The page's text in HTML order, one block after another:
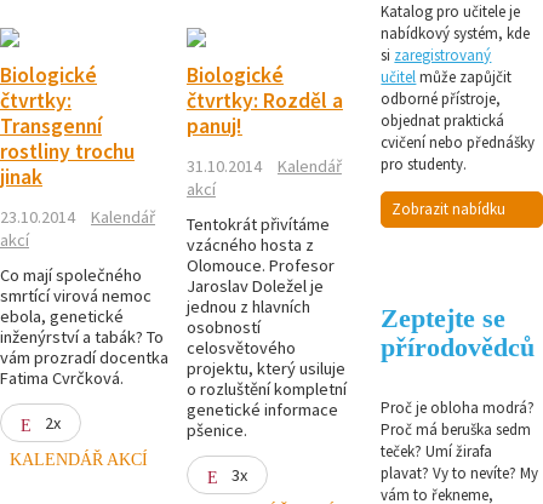
Biologické
čtvrtky:
Transgenní
rostliny trochu
jinak
23.10.2014
Kalendář
akcí
Co mají společného
smrtící virová nemoc
ebola, genetické
inženýrství a tabák? To
vám prozradí docentka
Fatima Cvrčková.
2x
KALENDÁŘ AKCÍ
Biologické
čtvrtky: Rozděl a
panuj!
31.10.2014
Kalendář
akcí
Tentokrát přivítáme
vzácného hosta z
Olomouce. Profesor
Jaroslav Doležel je
jednou z hlavních
osobností
celosvětového
projektu, který usiluje
o rozluštění kompletní
genetické informace
pšenice.
3x
Katalog pro učitele je
nabídkový systém, kde
si zaregistrovaný
učitelmůže zapůjčit
odborné přístroje,
objednat praktická
cvičení nebo přednášky
pro studenty.
Zobrazit nabídku
Zeptejte se
přírodovědců
Proč je obloha modrá?
Proč má beruška sedm
teček? Umí žirafa
plavat? Vy to nevíte? My
vám to řekneme,